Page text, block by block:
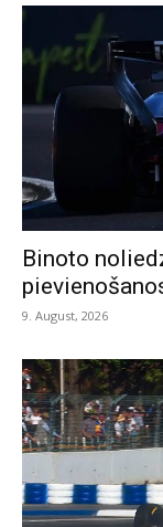
Binoto
9. August, 2026